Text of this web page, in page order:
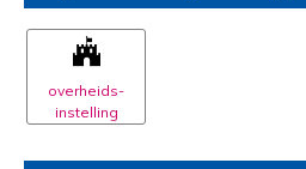
overheids-
instelling